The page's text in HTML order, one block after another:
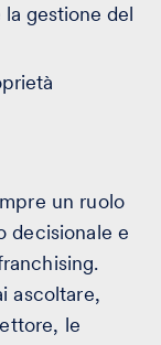
gestione del
un ruolo
decisionale e
ascoltare,
le